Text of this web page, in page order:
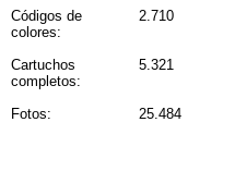
Códigos de
colores:
2.710
Cartuchos
completos:
5.321
Fotos: 25.484